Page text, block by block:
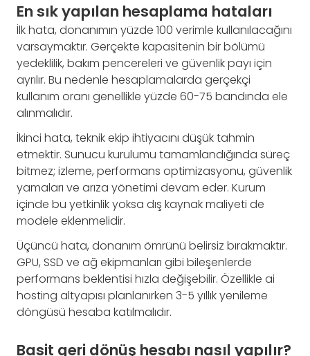
En sık yapılan hesaplama hataları
İlk hata, donanımın yüzde 100 verimle kullanılacağını
varsaymaktır. Gerçekte kapasitenin bir bölümü
yedeklilik, bakım pencereleri ve güvenlik payı için
ayrılır. Bu nedenle hesaplamalarda gerçekçi
kullanım oranı genellikle yüzde 60-75 bandında ele
alınmalıdır.
İkinci hata, teknik ekip ihtiyacını düşük tahmin
etmektir. Sunucu kurulumu tamamlandığında süreç
bitmez; izleme, performans optimizasyonu, güvenlik
yamaları ve arıza yönetimi devam eder. Kurum
içinde bu yetkinlik yoksa dış kaynak maliyeti de
modele eklenmelidir.
Üçüncü hata, donanım ömrünü belirsiz bırakmaktır.
GPU, SSD ve ağ ekipmanları gibi bileşenlerde
performans beklentisi hızla değişebilir. Özellikle ai
hosting altyapısı planlanırken 3-5 yıllık yenileme
döngüsü hesaba katılmalıdır.
Basit geri dönüş hesabı nasıl yapılır?